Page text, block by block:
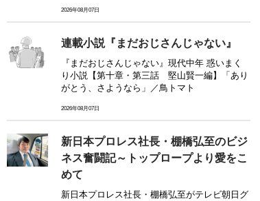
2026年08月07日
連載小説『まだおじさんじゃない』
『まだおじさんじゃない』現代中年 惑いまく
り小説【第十章・第三話 堅山賢一編】「あり
がとう、さようなら」／鳥トマト
2026年08月07日
新日本プロレス社長・棚橋弘至のビジ
ネス奮闘記～トップロープより愛をこ
めて
新日本プロレス社長・棚橋弘至がテレビ朝日グ